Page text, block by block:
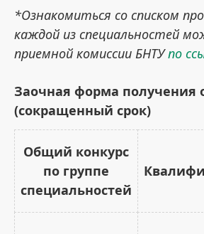
*Ознакомиться со списком
каждой из специальностей
приемной комиссии БНТУпо
Заочная форма получения
(сокращенный срок)
Общий конкурс
по группе
специальностей